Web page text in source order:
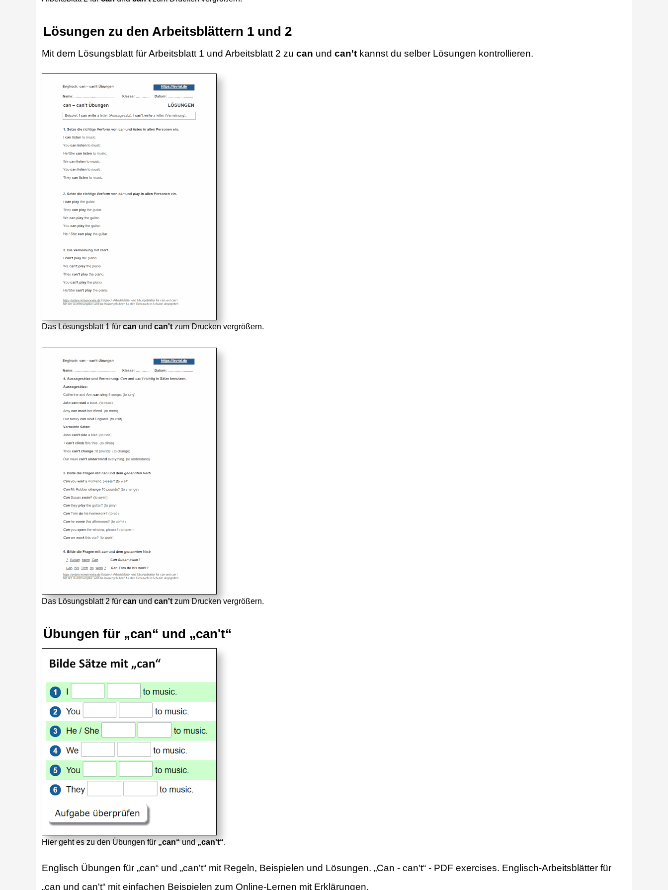
Lösungen zu den Arbeitsblättern 1 und 2
Mit dem Lösungsblatt für Arbeitsblatt 1 und Arbeitsblatt 2 zu can und can't kannst du selber Lösungen kontrollieren.
Das Lösungsblatt 1 fürcanundcan'tzum Drucken vergrößern.
Das Lösungsblatt 2 fürcanundcan'tzum Drucken vergrößern.
Übungen für „can“ und „can't“
Hier geht es zu den Übungen für„can“und„can't“.
Englisch Übungen für „can“ und „can't“ mit Regeln, Beispielen und Lösungen. „Can - can't“ - PDF exercises. Englisch-Arbeitsblätter für
„can und can't“ mit einfachen Beispielen zum Online-Lernen mit Erklärungen.